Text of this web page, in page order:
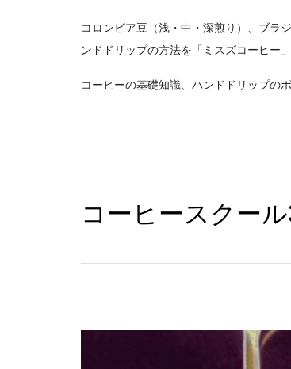
コロンビア豆（浅・中・深煎り）、ブラ
ンドドリップの方法を「ミスズコーヒー
コーヒーの基礎知識、ハンドドリップの
コーヒースクー